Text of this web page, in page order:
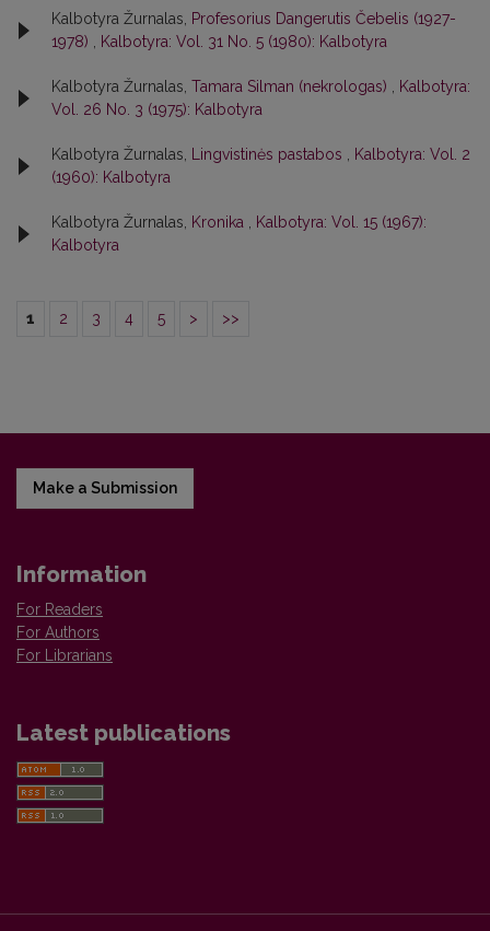
Kalbotyra Žurnalas,
Profesorius Dangerutis Čebelis (1927-
1978)
Kalbotyra: Vol. 31 No. 5 (1980): Kalbotyra
Kalbotyra Žurnalas, Tamara Silman (nekrologas)
Kalbotyra:
Vol. 26 No. 3 (1975): Kalbotyra
Kalbotyra Žurnalas, Lingvistinės pastabos
Kalbotyra: Vol. 2
(1960): Kalbotyra
Kalbotyra Žurnalas, Kronika
Kalbotyra: Vol. 15 (1967):
Kalbotyra
1 2 3 4 5 > >>
Make a Submission
Information
For Readers
For Authors
For Librarians
Latest publications